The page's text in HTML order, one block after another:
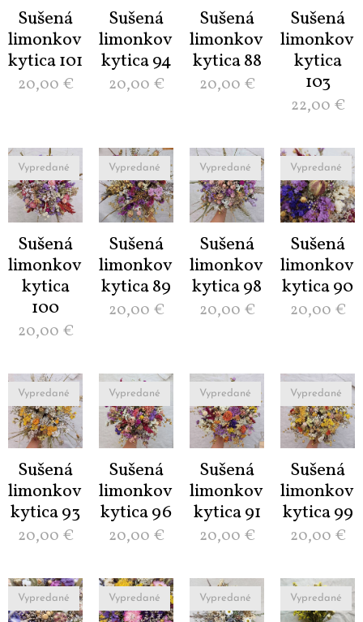
Sušená
limonková
kytica 101
20,00 €
Sušená
limonková
kytica 94
20,00 €
Sušená
limonková
kytica 88
20,00 €
Sušená
limonková
kytica
103
22,00 €
Sušená
limonková
kytica
100
Vypredané
20,00 €
Sušená
limonková
kytica 89
Vypredané
20,00 €
Sušená
limonková
kytica 98
Vypredané
20,00 €
Sušená
limonková
kytica 90
Vypredané
20,00 €
Sušená
limonková
kytica 93
Vypredané
20,00 €
Sušená
limonková
kytica 96
Vypredané
20,00 €
Sušená
limonková
kytica 91
Vypredané
20,00 €
Sušená
limonková
kytica 99
Vypredané
20,00 €
Vypredané Vypredané Vypredané Vypredané